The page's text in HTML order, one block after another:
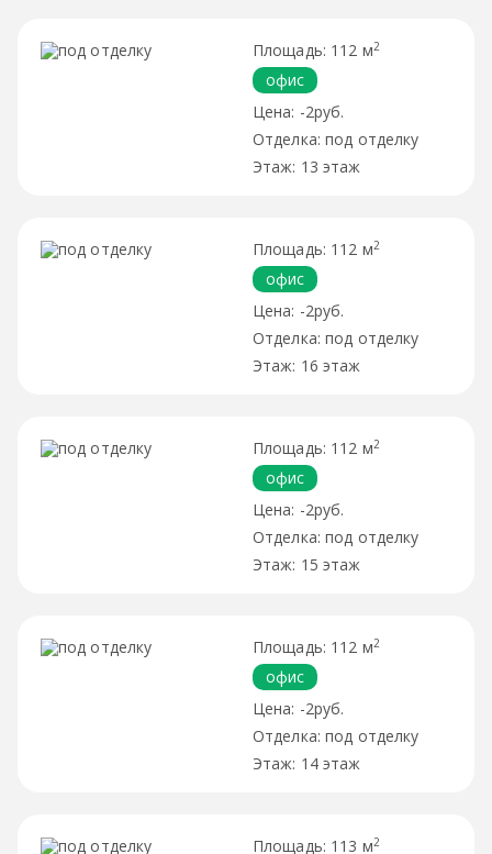
112 м2
офис
-2руб.
под отделку
13 этаж
112 м2
офис
-2руб.
под отделку
16 этаж
112 м2
офис
-2руб.
под отделку
15 этаж
112 м2
офис
-2руб.
под отделку
14 этаж
113 м2